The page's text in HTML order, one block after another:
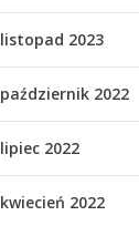
listopad 2023
październik 2022
lipiec 2022
kwiecień 2022